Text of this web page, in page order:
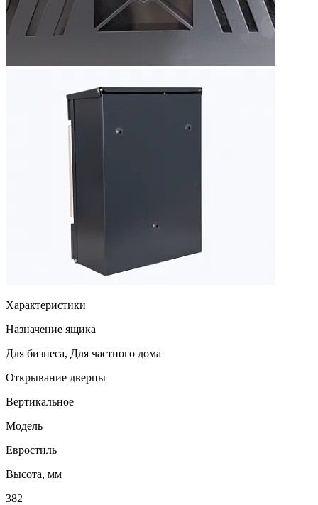
Характеристики
Назначение ящика
Для бизнеса, Для частного дома
Открывание дверцы
Вертикальное
Модель
Евростиль
Высота, мм
382